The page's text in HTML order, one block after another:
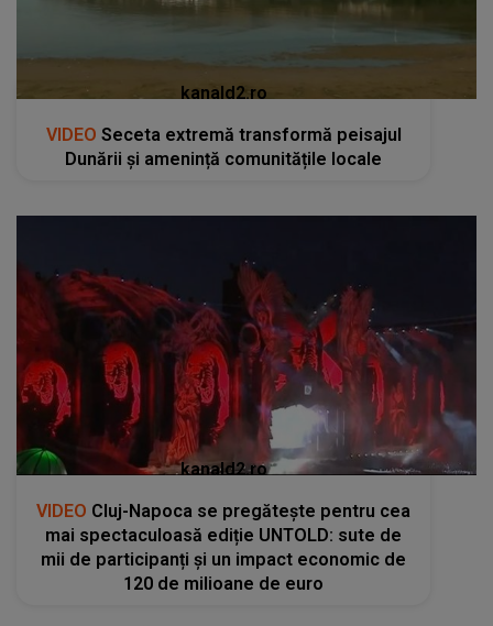
kanald2.ro
VIDEOCluj-Napoca se pregătește pentru cea
mai spectaculoasă ediție UNTOLD: sute de
mii de participanți și un impact economic de
120 de milioane de euro
RECOMANDĂRI